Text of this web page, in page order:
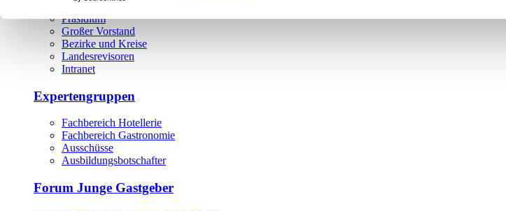
Präsidium
Großer Vorstand
Bezirke und Kreise
Landesrevisoren
Intranet
Expertengruppen
Fachbereich Hotellerie
Fachbereich Gastronomie
Ausschüsse
Ausbildungsbotschafter
Forum Junge Gastgeber